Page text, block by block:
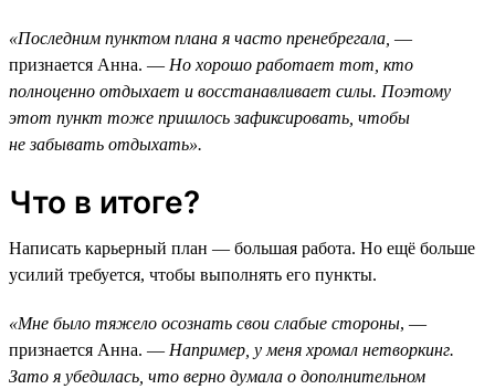
«Последним пунктом плана я часто пренебрегала, —
признается Анна. — Но хорошо работает тот, кто
полноценно отдыхает и восстанавливает силы. Поэтому
этот пункт тоже пришлось зафиксировать, чтобы
не забывать отдыхать».
Что в итоге?
Написать карьерный план — большая работа. Но ещё больше
усилий требуется, чтобы выполнять его пункты.
«Мне было тяжело осознать свои слабые стороны, —
признается Анна. — Например, у меня хромал нетворкинг.
Зато я убедилась, что верно думала о дополнительном